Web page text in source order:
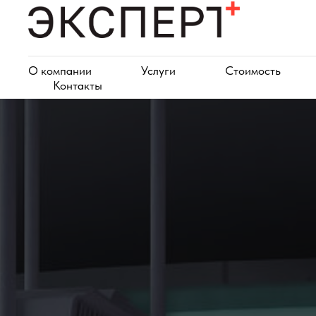
О компании Услуги
Стоимость
Контакты